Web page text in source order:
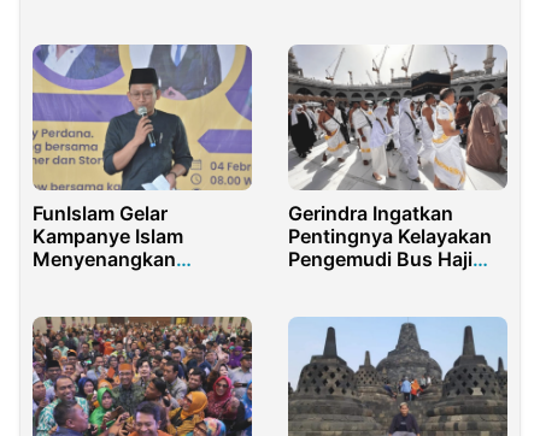
FunIslam Gelar
Kampanye Islam
Menyenangkan
Gerindra Ingatkan
Pentingnya Kelayakan
Pengemudi Bus Haji